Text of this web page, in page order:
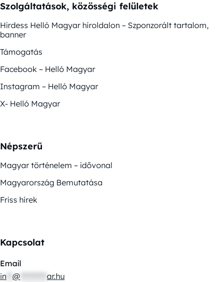
Szolgáltatások, közösségi felületek
Hirdess Helló Magyar híroldalon – Szponzorált tartalom,
banner
Támogatás
Facebook – Helló Magyar
Instagram – Helló Magyar
X- Helló Magyar
Népszerű
Magyar történelem – idővonal
Magyarország Bemutatása
Friss hírek
Kapcsolat
Email
in @ ar.hu